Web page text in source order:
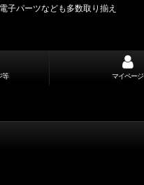
子パーツなども多数取り揃え
等 マイページ